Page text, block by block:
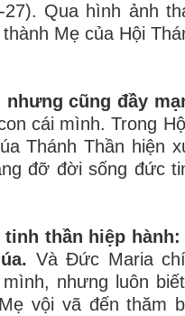
Qua hình ảnh
Mẹ của Hội
cũng đầy
cái mình. Trong
Thánh Thần hiện
đỡ đời sống đức
thần hiệp hành:
Và Đức Maria
nhưng luôn
vội vã đến thăm